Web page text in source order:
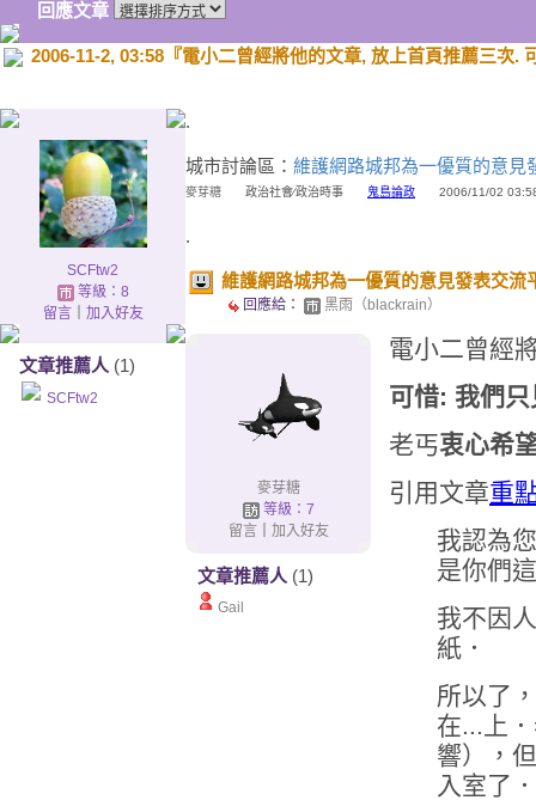
回應文章
2006-11-2, 03:58『電小二曾經將他的文章, 放上首頁推薦三次.
SCFtw2
等級：8
留言｜ 加入好友
文章推薦人 (1)
SCFtw2
.
城市討論區： 維護網路城邦為一優質的意見
麥芽糖 政治社會∕政治時事 鬼島論政 2006/11/02
.
維護網路城邦為一優質的意見發表交流
回應給： 黑雨（blackrain）
麥芽糖
等級：7
留言｜ 加入好友
文章推薦人 (1)
Gail
電小二曾經
可惜: 我們
老丐衷心希
引用文章重
我認為
是你們
我不因
紙．
所以了
在...上
響），
入室了．